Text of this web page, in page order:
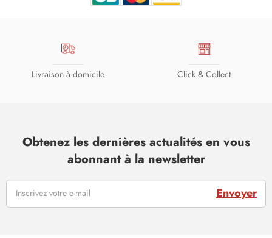
Livraison à domicile Click & Collect
Obtenez les dernières actualités en vous
abonnant à la newsletter
Envoyer